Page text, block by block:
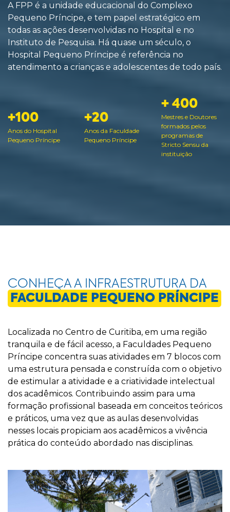
A FPP é a unidade educacional do Complexo
Pequeno Príncipe, e tem papel estratégico em
todas as ações desenvolvidas no Hospital e no
Instituto de Pesquisa. Há quase um século, o
Hospital Pequeno Príncipe é referência no
atendimento a crianças e adolescentes de todo país.
+100
Anos do Hospital
Pequeno Príncipe
+20
Anos da Faculdade
Pequeno Príncipe
+ 400
Mestres e Doutores
formados pelos
programas de
Stricto Sensu da
instituição
CONHEÇA A INFRAESTRUTURA DA
FACULDADE PEQUENO PRÍNCIPE
Localizada no Centro de Curitiba, em uma região
tranquila e de fácil acesso, a Faculdades Pequeno
Príncipe concentra suas atividades em 7 blocos com
uma estrutura pensada e construída com o objetivo
de estimular a atividade e a criatividade intelectual
dos acadêmicos. Contribuindo assim para uma
formação profissional baseada em conceitos teóricos
e práticos, uma vez que as aulas desenvolvidas
nesses locais propiciam aos acadêmicos a vivência
prática do conteúdo abordado nas disciplinas.